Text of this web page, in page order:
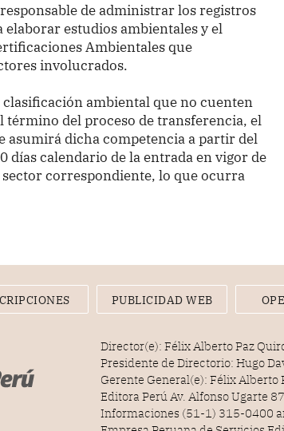
de administrar los registros
elaborar estudios ambientales y el
Ambientales que
involucrados.
clasificación ambiental que no cuenten
término del proceso de transferencia, el
asumirá dicha competencia a partir del
días calendario de la entrada en vigor de
correspondiente, lo que ocurra
PUBLICIDAD WEB
Director(e): Félix Alberto Paz
Presidente de Directorio: Hugo
Gerente General(e): Félix Alberto
Editora Perú Av. Alfonso Ugarte
Informaciones (51-1) 315-0400